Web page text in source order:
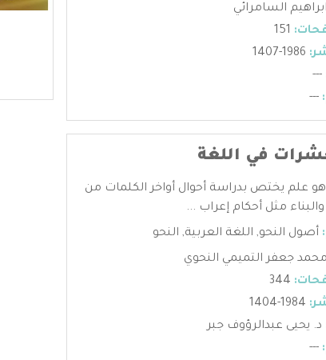
ابراهيم السامرائي
---
---
في اللغة
هو علم يختص بدراسة أحوال أواخر الكلمات من
مثل أحكام إعراب ...
أصول النحو, اللغة العربية, النحو
محمد جعفر التميمي النحوي
د. يحيى عبدالرؤوف جبر
---